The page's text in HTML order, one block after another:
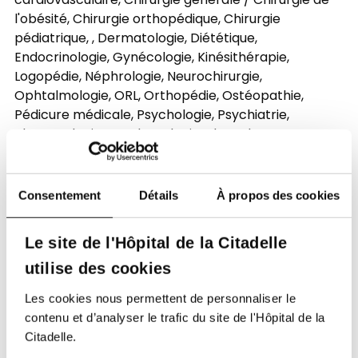
Consentement Détails À propos des cookies
Le site de l'Hôpital de la Citadelle
utilise des cookies
Les cookies nous permettent de personnaliser le
contenu et d’analyser le trafic du site de l'Hôpital de la
Citadelle.
l'obésité, Chirurgie orthopédique, Chirurgie
pédiatrique, , Dermatologie, Diététique,
Endocrinologie, Gynécologie, Kinésithérapie,
Logopédie, Néphrologie, Neurochirurgie,
Ophtalmologie, ORL, Orthopédie, Ostéopathie,
Pédicure médicale, Psychologie, Psychiatrie,
Rhumatologie et Tabacologie, Thrombose
hémostase, ainsi qu’un service de bandagiste
(prothèses, semelles etc.).
Le Dr Martial Moonen assure les consultations de
néphrologie, et il se réjouit de la réussite du projet :
« Les patients que je reçois sont clairement moins
angoissés et le lieu ‘cosy’ permet un dialogue plus
serein, même si les nouvelles ne sont pas toujours
les meilleures. Dans la médecine, on sait que le
côté humain fait partie du trajet-patient, et c’est